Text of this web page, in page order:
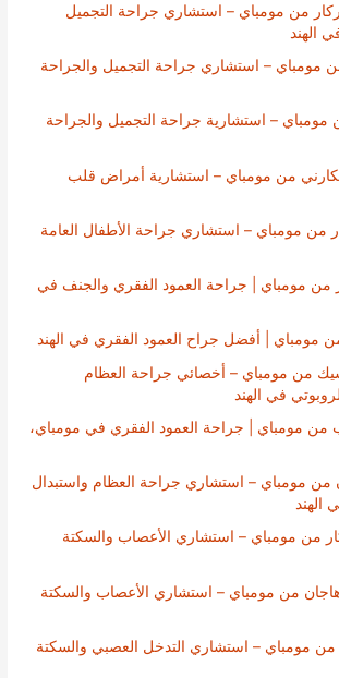
من مومباي – استشاري جراحة التجميل
الهند
مومباي – استشاري جراحة التجميل والجراحة
مومباي – استشارية جراحة التجميل والجراحة
من مومباي – استشارية أمراض قلب
من مومباي – استشاري جراحة الأطفال العامة
من مومباي | جراحة العمود الفقري والجنف في
من مومباي | أفضل جراح العمود الفقري في الهند
من مومباي – أخصائي جراحة العظام
في الهند
من مومباي | جراحة العمود الفقري في مومباي،
من مومباي – استشاري جراحة العظام واستبدال
الهند
من مومباي – استشاري الأعصاب والسكتة
من مومباي – استشاري الأعصاب والسكتة
من مومباي – استشاري التدخل العصبي والسكتة